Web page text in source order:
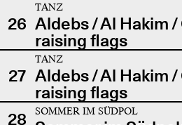
26
TANZ
Aldebs / Al Hakim /
raising flags
27
TANZ
Aldebs / Al Hakim /
raising flags
28
SOMMER IM SÜDPOL